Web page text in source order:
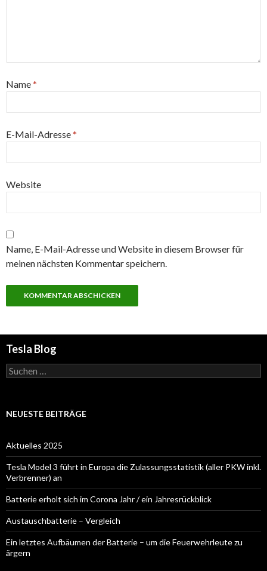
Name*
E-Mail-Adresse*
Website
Name, E-Mail-Adresse und Website in diesem Browser für
meinen nächsten Kommentar speichern.
Tesla Blog
Suchen
nach:
NEUESTE BEITRÄGE
Aktuelles 2025
Tesla Model 3 führt in Europa die Zulassungsstatistik (aller PKW inkl.
Verbrenner) an
Batterie erholt sich im Corona Jahr / ein Jahresrückblick
Austauschbatterie – Vergleich
Ein letztes Aufbäumen der Batterie – um die Feuerwehrleute zu
ärgern